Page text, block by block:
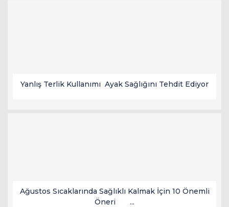
Yanlış Terlik Kullanımı Ayak Sağlığını Tehdit Ediyor
Ağustos Sıcaklarında Sağlıklı Kalmak İçin 10 Önemli
Öneri ...